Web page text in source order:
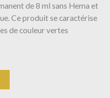
de 8 ml sans Hema et
Ce produit se caractérise
de couleur vertes